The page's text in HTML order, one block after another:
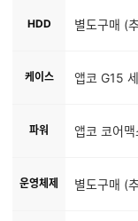
HDD 별도구매 (
케이스 앱코 G15
파워 앱코 코어
운영체제 별도구매 (